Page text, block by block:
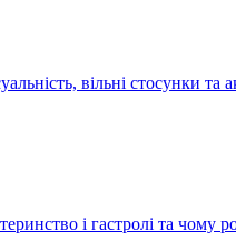
вільні стосунки та
і гастролі та чому